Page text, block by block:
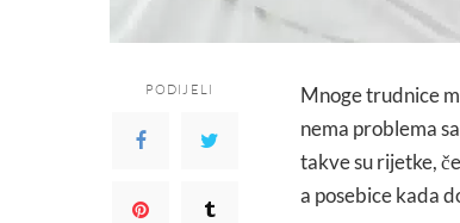
PODIJELI
Mnoge trudnice
nema problema
takve su rijetke,
a posebice kada